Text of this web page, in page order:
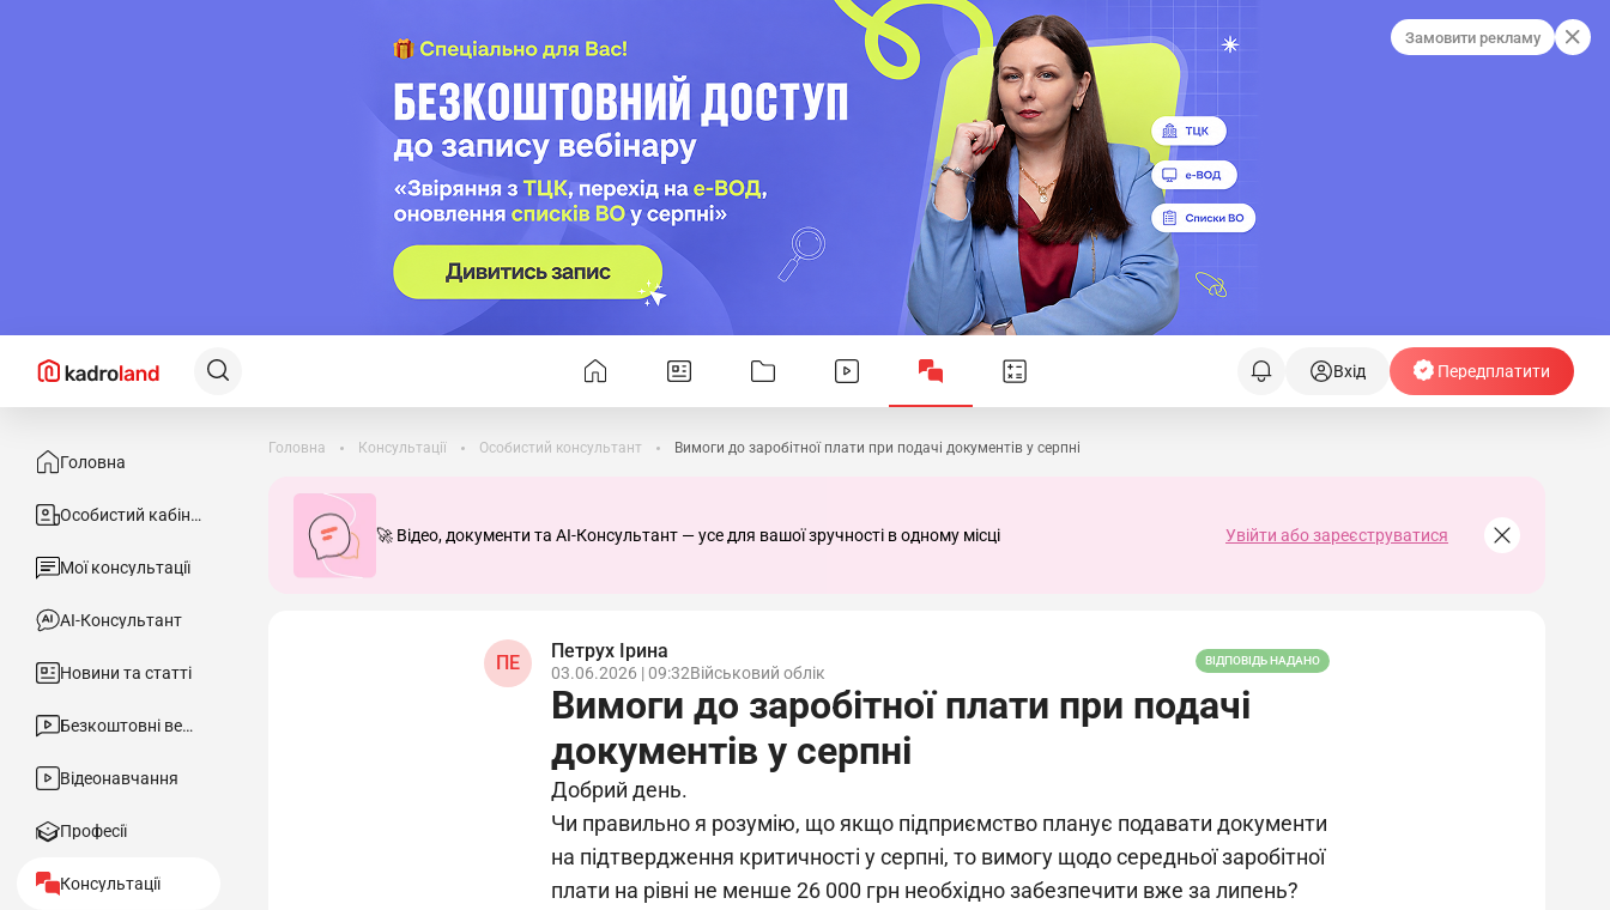
Замовити рекламу
Вхід Передплатити
Головна
Особистий кабінет
Мої консультації
АІ-Консультант
Новини та статті
Безкоштовні вебінари
Відеонавчання
Професії
Консультації
Головна Консультації Особистий консультант Вимоги до заробітної плати при подачі документів у серпні
🚀 Відео, документи та AI-Консультант — усе для вашої зручності в одному місці Увійти або зареєструватися
ПЕ
Петрух Ірина
03.06.2026 | 09:32Військовий облік
ВІДПОВІДЬ НАДАНО
Вимоги до заробітної плати при подачі
документів у серпні
Добрий день.
Чи правильно я розумію, що якщо підприємство планує подавати документи
на підтвердження критичності у серпні, то вимогу щодо середньої заробітної
плати на рівні не менше 26 000 грн необхідно забезпечити вже за липень?